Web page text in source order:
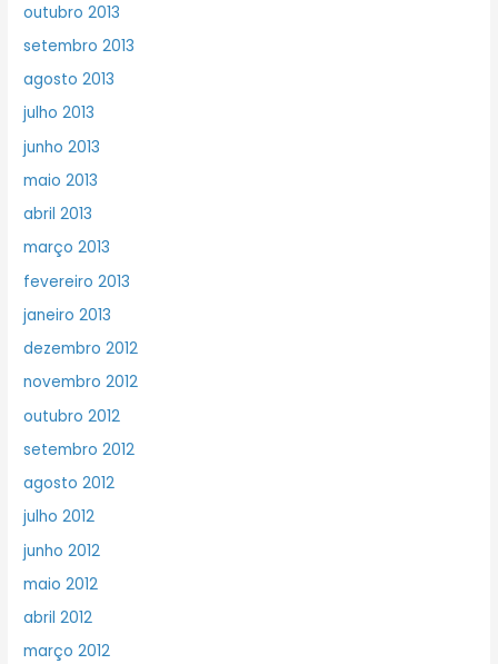
outubro 2013
setembro 2013
agosto 2013
julho 2013
junho 2013
maio 2013
abril 2013
março 2013
fevereiro 2013
janeiro 2013
dezembro 2012
novembro 2012
outubro 2012
setembro 2012
agosto 2012
julho 2012
junho 2012
maio 2012
abril 2012
março 2012